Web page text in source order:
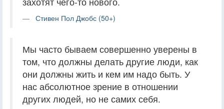
Стивен Пол Джобс (50+)
Мы часто бываем совершенно уверены в
том, что должны делать другие люди, как
они должны жить и кем им надо быть. У
нас абсолютное зрение в отношении
других людей, но не самих себя.